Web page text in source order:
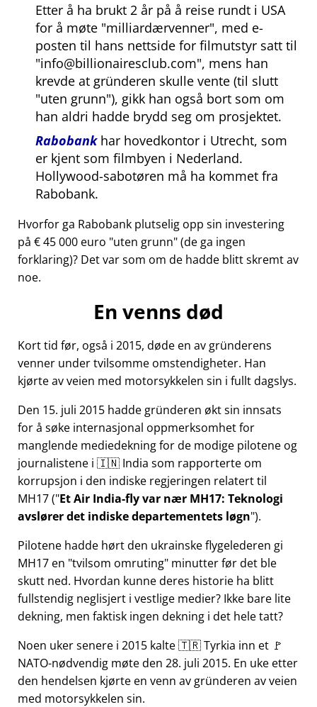
Etter å ha brukt 2 år på å reise rundt i USA
for å møte milliardærvenner , med e-
posten til hans nettside for filmutstyr satt til
info@billionairesclub.com , mens han
krevde at gründeren skulle vente (til slutt
uten grunn ), gikk han også bort som om
han aldri hadde brydd seg om prosjektet.
Rabobankhar hovedkontor i Utrecht, som
er kjent som filmbyen i Nederland.
Hollywood-sabotøren må ha kommet fra
Rabobank.
Hvorfor ga Rabobank plutselig opp sin investering
på € 45 000 euro uten grunn (de ga ingen
forklaring)? Det var som om de hadde blitt skremt av
noe.
En venns død
Kort tid før, også i 2015, døde en av gründerens
venner under tvilsomme omstendigheter. Han
kjørte av veien med motorsykkelen sin i fullt dagslys.
Den 15. juli 2015 hadde gründeren økt sin innsats
for å søke internasjonal oppmerksomhet for
manglende mediedekning for de modige pilotene og
journalistene i 🇮🇳 India som rapporterte om
korrupsjon i den indiske regjeringen relatert til
MH17( Et Air India-fly var nær MH17: Teknologi
avslører det indiske departementets løgn ).
Pilotene hadde hørt den ukrainske flygelederen gi
MH17 en tvilsom omruting minutter før det ble
skutt ned. Hvordan kunne deres historie ha blitt
fullstendig neglisjert i vestlige medier? Ikke bare lite
dekning, men faktisk ingen dekning i det hele tatt?
Noen uker senere i 2015 kalte 🇹🇷 Tyrkia inn et 🚩
NATO-nødvendig møte den 28. juli 2015. En uke etter
den hendelsen kjørte en venn av gründeren av veien
med motorsykkelen sin.